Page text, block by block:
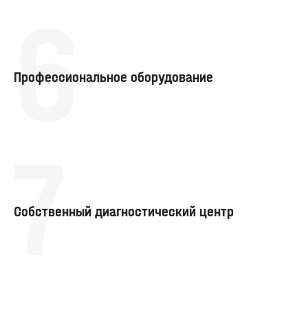
Профессиональное оборудование
6
Собственный диагностический центр
7